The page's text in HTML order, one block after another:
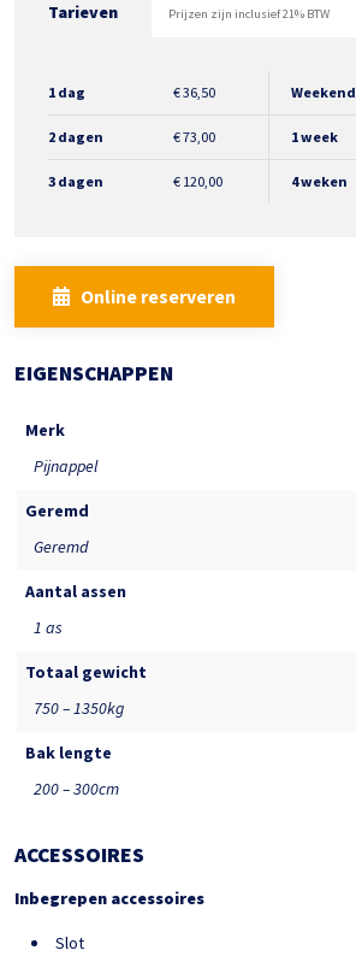
Tarieven Prijzen zijn inclusief 21% BTW
1 dag €36,50
2 dagen €73,00
3 dagen €120,00
Weekend
1 week
4 weken
Online reserveren
EIGENSCHAPPEN
Merk
Pijnappel
Geremd
Geremd
Aantal assen
1 as
Totaal gewicht
750 – 1350kg
Bak lengte
200 – 300cm
ACCESSOIRES
Inbegrepen accessoires
Slot